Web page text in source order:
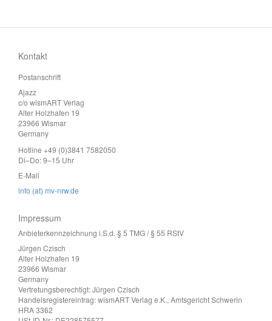
Kontakt
Postanschrift
Ajazz
c/o wismART Verlag
Alter Holzhafen 19
23966 Wismar
Germany
Hotline +49 (0)3841 7582050
Di–Do: 9–15 Uhr
E-Mail
info (at) mv-nrw.de
Impressum
Anbieterkennzeichnung i.S.d. § 5 TMG / § 55 RStV
Jürgen Czisch
Alter Holzhafen 19
23966 Wismar
Germany
Vertretungsberechtigt: Jürgen Czisch
Handelsregistereintrag: wismART Verlag e.K., Amtsgericht Schwerin
HRA 3362